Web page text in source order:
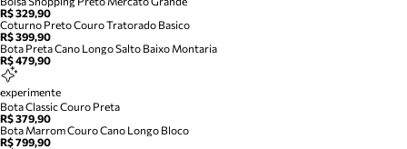
R$ 329,90
Coturno Preto Couro Tratorado Basico
R$ 399,90
Bota Preta Cano Longo Salto Baixo Montaria
R$ 479,90
experimente
Bota Classic Couro Preta
R$ 379,90
Bota Marrom Couro Cano Longo Bloco
R$ 799,90